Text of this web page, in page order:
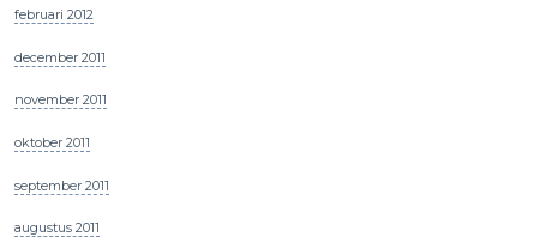
februari 2012
december 2011
november 2011
oktober 2011
september 2011
augustus 2011